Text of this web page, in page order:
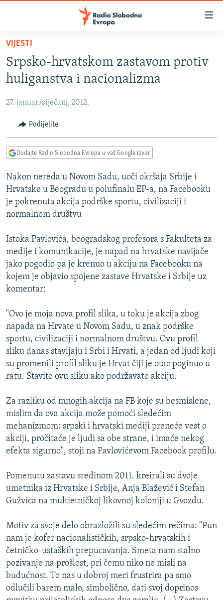
Pređite
glavni
sadržaj
na
navigaciju
Pređite
na
VIJESTI
BOSNA I HERCEGOVINA
SRBIJA
KOSOVO
CRNA GORA
VIDEO
FOTOGALERIJE
INFOGRAFIKE
PODCASTI
RAT U UKRAJINI
KINA NA BALKANU
RSE PRIČE IZ SVIJETA
ISPRIČAJ MI
DNEVNO@RSE
SPECIJALI RSE
VIŠE OD NASLOVA
POPLAVE I KLIZIŠTA U BIH 2024.
TV LIBERTY
POST SCRIPTUM
MOJA EVROPA
SVE KARTE DEJTONA
NASTANAK I RASPAD JUGOSLAVIJE
Sve RFE/RL stranice
VIJESTI
Srpsko-hrvatskom zastavom protiv
huliganstva i nacionalizma
27. januar/siječanj, 2012.
Podijelite
Dodajte Radio Slobodna Evropa u vaš Google izvor
Nakon nereda u Novom Sadu, uoči okršaja Srbije i
Hrvatske u Beogradu u polufinalu EP-a, na Facebooku
je pokrenuta akcija podrške sportu, civilizaciji i
normalnom društvu
Istoka Pavlovića, beogradskog profesora s Fakulteta za
medije i komunikacije, je napad na hrvatske navijače
jako pogodio pa je krenuo u akciju na Facebooku na
kojem je objavio spojene zastave Hrvatske i Srbije uz
komentar:
"Ovo je moja nova profil slika, u toku je akcija zbog
napada na Hrvate u Novom Sadu, u znak podrške
sportu, civilizaciji i normalnom društvu. Ovu profil
sliku danas stavljaju i Srbi i Hrvati, a jedan od ljudi koji
su promenili profil sliku je Hrvat čiji je otac poginuo u
ratu. Stavite ovu sliku ako podržavate akciju.
Za razliku od mnogih akcija na FB koje su besmislene,
mislim da ova akcija može pomoći sledećim
mehanizmom: srpski i hrvatski mediji preneće vest o
akciji, pročitaće je ljudi sa obe strane, i imaće nekog
efekta sigurno", stoji na Pavlovićevom Facebook profilu.
Pomenutu zastavu sredinom 2011. kreirali su dvoje
umetnika iz Hrvatske i Srbije, Anja Blažević i Stefan
Gužvica na multietničkoj likovnoj koloniji u Gvozdu.
Motiv za svoje delo obrazložili su sledećim rečima: "Pun
nam je kofer nacionalističkih, srpsko-hrvatskih i
četničko-ustaških prepucavanja. Smeta nam stalno
pozivanje na prošlost, pri čemu niko ne misli na
budućnost. To nas u dobroj meri frustrira pa smo
odlučili barem malo, simbolično, dati svoj doprinos